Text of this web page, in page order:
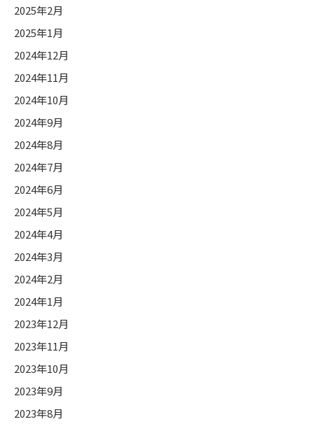
2025年2月
2025年1月
2024年12月
2024年11月
2024年10月
2024年9月
2024年8月
2024年7月
2024年6月
2024年5月
2024年4月
2024年3月
2024年2月
2024年1月
2023年12月
2023年11月
2023年10月
2023年9月
2023年8月